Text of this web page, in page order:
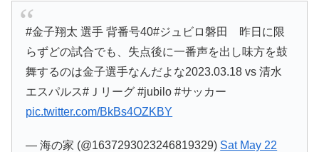
#金子翔太 選手 背番号40#ジュビロ磐田 昨日に限
らずどの試合でも、失点後に一番声を出し味方を鼓
舞するのは金子選手なんだよな2023.03.18 vs 清水
エスパルス#Ｊリーグ #jubilo #サッカー
pic.twitter.com/BkBs4OZKBY
— 海の家 (@1637293023246819329) Sat May 22